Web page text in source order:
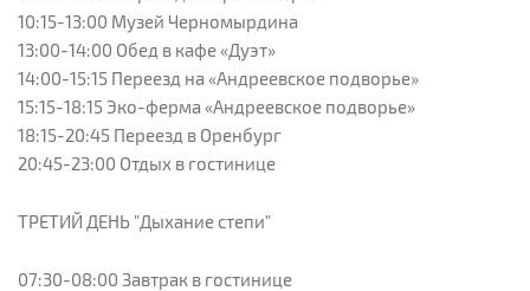
10:15-13:00 Музей Черномырдина
13:00-14:00 Обед в кафе «Дуэт»
14:00-15:15 Переезд на «Андреевское подворье»
15:15-18:15 Эко-ферма «Андреевское подворье»
18:15-20:45 Переезд в Оренбург
20:45-23:00 Отдых в гостинице
ТРЕТИЙ ДЕНЬ "Дыхание степи"
07:30-08:00 Завтрак в гостинице